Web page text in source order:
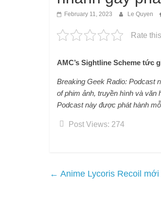
February 11, 2023 Le Quyen
Rate
AMC’s Sightline Scheme tức
Breaking Geek Radio: Podcast
of phim ảnh, truyền hình và văn
Podcast này được phát hành
Post Views: 274
← Anime Lycoris Recoil